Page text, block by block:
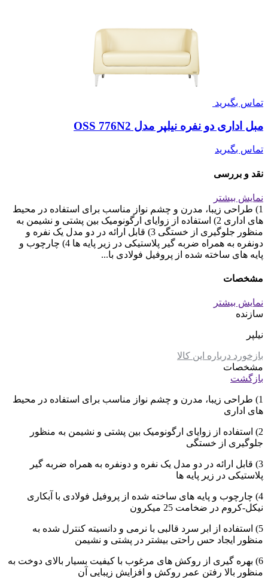
تماس بگیرید
مبل اداری دو نفره نیلپر مدل OSS 776N2
تماس بگیرید
نقد و بررسی
نمایش بیشتر
1) طراحی زیبا، مدرن و چشم نواز مناسب برای استفاده در محیط
های اداری 2) استفاده از زوایای ارگونومیک بین پشتی و نشیمن به
منظور جلوگیری از خستگی 3) قابل ارائه در دو مدل یک نفره و
دونفره به همراه ضربه گیر پلاستیکی در زیر پایه ها 4) چارچوب و
پایه های ساخته شده از پروفیل فولادی با...
مشخصات
نمایش بیشتر
سازنده
نیلپر
بازخورد درباره این کالا
مشخصات
بازگشت
1) طراحی زیبا، مدرن و چشم نواز مناسب برای استفاده در محیط
های اداری
2) استفاده از زوایای ارگونومیک بین پشتی و نشیمن به منظور
جلوگیری از خستگی
3) قابل ارائه در دو مدل یک نفره و دونفره به همراه ضربه گیر
پلاستیکی در زیر پایه ها
4) چارچوب و پایه های ساخته شده از پروفیل فولادی با آبکاری
نیکل-کروم در ضخامت 25 میکرون
5) استفاده از ابر سرد قالبی با نرمی و دانسیته کنترل شده به
منظور ایجاد حس راحتی بیشتر در پشتی و نشیمن
6) بهره گیری از روکش های مرغوب با کیفیت بسیار بالای دوخت به
منظور بالا رفتن عمر روکش و افزایش زیبایی آن